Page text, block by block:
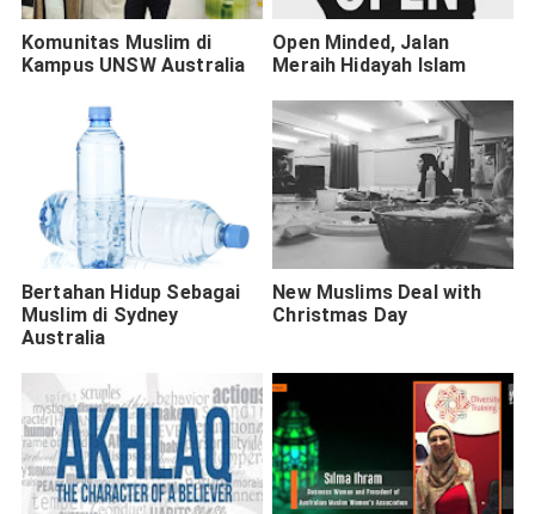
Komunitas Muslim di
Kampus UNSW Australia
Open Minded, Jalan
Meraih Hidayah Islam
Bertahan Hidup Sebagai
Muslim di Sydney
Australia
New Muslims Deal with
Christmas Day